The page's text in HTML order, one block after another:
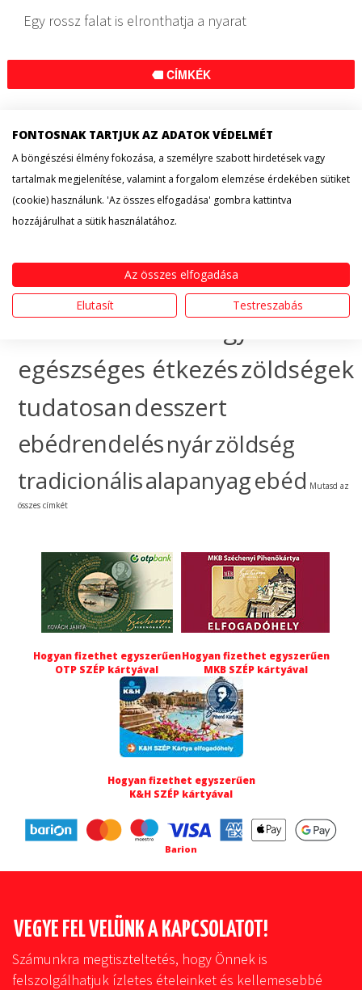
Egy rossz falat is elronthatja a nyarat
CÍMKÉK
receptcityfood
érdekességhogyan
készítsemegészséges
gyümölcsünnepebéd
egészséges étkezészöldségek
tudatosandesszert
ebédrendelésnyárzöldség
tradicionálisalapanyagebéd Mutasd az
összes címkét
Hogyan fizethet egyszerűen
OTP SZÉP kártyával
Hogyan fizethet egyszerűen
MKB SZÉP kártyával
Hogyan fizethet egyszerűen
K&H SZÉP kártyával
Barion
VEGYE FEL VELÜNK A KAPCSOLATOT!
Számunkra megtiszteltetés, hogy Önnek is
felszolgálhatjuk ízletes ételeinket és kellemesebbé
FONTOSNAK TARTJUK AZ ADATOK VÉDELMÉT
A böngészési élmény fokozása, a személyre szabott hirdetések vagy
tartalmak megjelenítése, valamint a forgalom elemzése érdekében sütiket
(cookie) használunk. 'Az összes elfogadása' gombra kattintva
hozzájárulhat a sütik használatához.
Az összes elfogadása
Elutasít
Testreszabás